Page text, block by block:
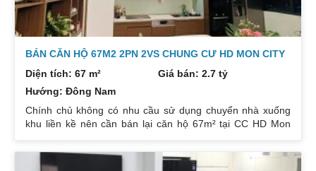
BÁN CĂN HỘ 67M2 2PN 2VS CHUNG CƯ HD MON CITY
Diện tích: 67 m²
Giá bán: 2.7 tỷ
Hướng: Đông Nam
Chính chủ không có nhu cầu sử dụng chuyển nhà xuống
khu liền kề nên cần bán lại căn hộ 67m² tại CC HD Mon
công hướng Đông Nam căn góc nhiều mặt thoáng và có
ban công nhỏ phòng ngủ chính. Đồ nội thất cao cấp bán